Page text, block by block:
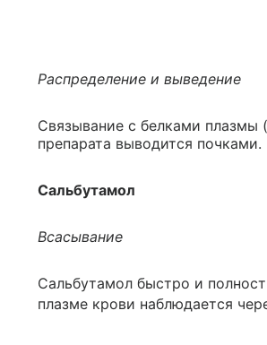
Распределение и выведение
Связывание с белками плазмы
препарата выводится
Сальбутамол
Всасывание
Сальбутамол быстро и
плазме крови наблюдается